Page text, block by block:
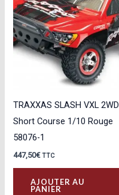
TRAXXAS SLASH VXL 2WD
Short Course 1/10 Rouge
58076-1
447,50€ TTC
AJOUTER AU
PANIER